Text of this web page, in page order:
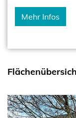
Mehr Infos